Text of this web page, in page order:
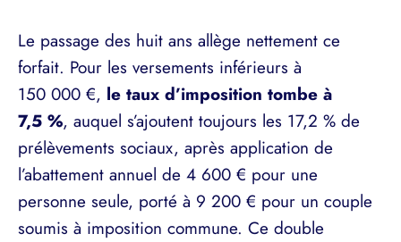
Le passage des huit ans allège nettement ce
forfait. Pour les versements inférieurs à
150 000 €, le taux d’imposition tombe à
7,5 %, auquel s’ajoutent toujours les 17,2 % de
prélèvements sociaux, après application de
l’abattement annuel de 4 600 € pour une
personne seule, porté à 9 200 € pour un couple
soumis à imposition commune. Ce double